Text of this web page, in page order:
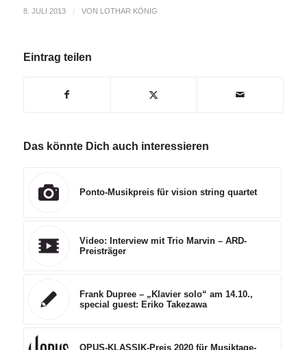
8. JULI 2013 / VON LOTHAR KÖNIG
Eintrag teilen
Das könnte Dich auch interessieren
Ponto-Musikpreis für vision string quartet
Video: Interview mit Trio Marvin – ARD-
Preisträger
Frank Dupree – „Klavier solo“ am 14.10.,
special guest: Eriko Takezawa
OPUS-KLASSIK-Preis 2020 für Musiktage-